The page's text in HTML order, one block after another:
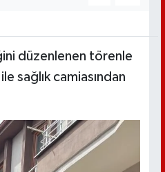
düzenlenen törenle
sağlık camiasından